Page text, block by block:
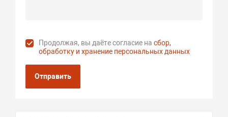
Продолжая, вы даёте согласие насбор,
обработку и хранение персональных данных
Отправить